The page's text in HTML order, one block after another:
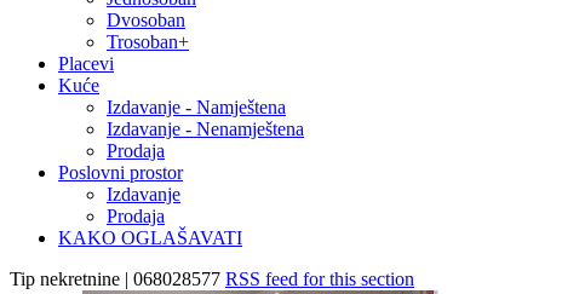
Dvosoban
Trosoban+
Placevi
Kuće
Izdavanje - Namještena
Izdavanje - Nenamještena
Prodaja
Poslovni prostor
Izdavanje
Prodaja
KAKO OGLAŠAVATI
Tip nekretnine | 068028577 RSS feed for this section